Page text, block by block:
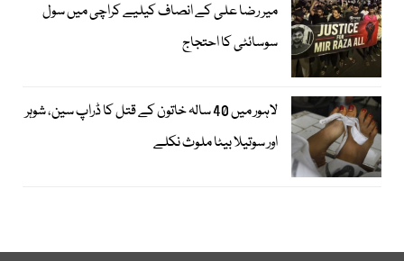
میر رضا علی کے انصاف کیلیے کراچی میں سول
سوسائٹی کا احتجاج
لاہور میں 40 سالہ خاتون کے قتل کا ڈراپ سین، شوہر
اور سوتیلا بیٹا ملوث نکلے